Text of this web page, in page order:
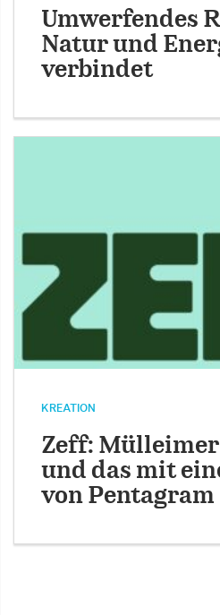
Umwerfendes
Natur und
verbindet
KREATION
Zeff:
und das mit
von Pentagram